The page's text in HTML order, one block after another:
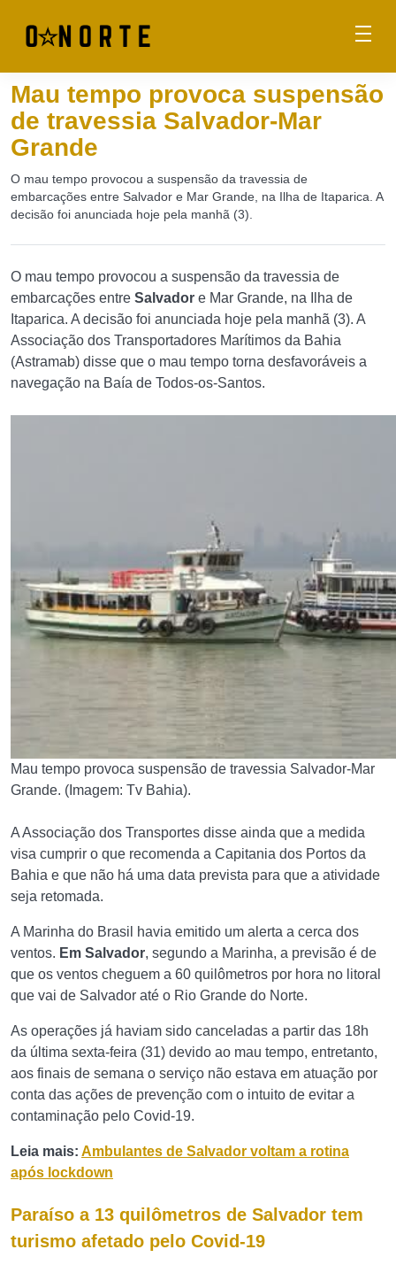
Mau tempo provoca suspensão
de travessia Salvador-Mar
Grande
O mau tempo provocou a suspensão da travessia de
embarcações entre Salvador e Mar Grande, na Ilha de Itaparica. A
decisão foi anunciada hoje pela manhã (3).
O mau tempo provocou a suspensão da travessia de
embarcações entre Salvador e Mar Grande, na Ilha de
Itaparica. A decisão foi anunciada hoje pela manhã (3). A
Associação dos Transportadores Marítimos da Bahia
(Astramab) disse que o mau tempo torna desfavoráveis a
navegação na Baía de Todos-os-Santos.
Mau tempo provoca suspensão de travessia Salvador-Mar
Grande. (Imagem: Tv Bahia).
A Associação dos Transportes disse ainda que a medida
visa cumprir o que recomenda a Capitania dos Portos da
Bahia e que não há uma data prevista para que a atividade
seja retomada.
A Marinha do Brasil havia emitido um alerta a cerca dos
ventos. Em Salvador, segundo a Marinha, a previsão é de
que os ventos cheguem a 60 quilômetros por hora no litoral
que vai de Salvador até o Rio Grande do Norte.
As operações já haviam sido canceladas a partir das 18h
da última sexta-feira (31) devido ao mau tempo, entretanto,
aos finais de semana o serviço não estava em atuação por
conta das ações de prevenção com o intuito de evitar a
contaminação pelo Covid-19.
Leia mais: Ambulantes de Salvador voltam a rotina
após lockdown
Paraíso a 13 quilômetros de Salvador tem
turismo afetado pelo Covid-19